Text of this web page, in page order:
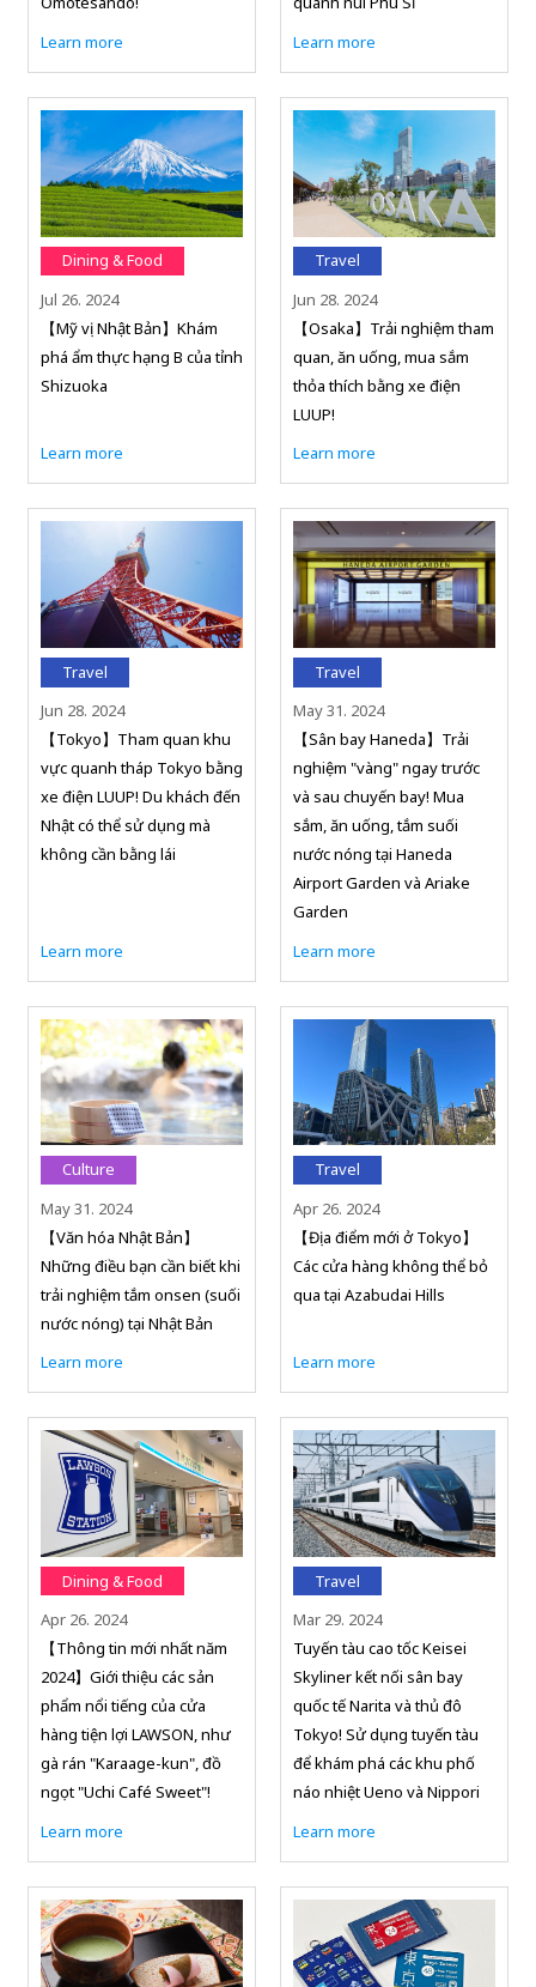
Learn more
Learn more
Dining & Food
Jul 26. 2024
【Mỹ vị Nhật Bản】Khám
phá ẩm thực hạng B của tỉnh
Shizuoka
Learn more
Travel
Jun 28. 2024
【Osaka】Trải nghiệm tham
quan, ăn uống, mua sắm
thỏa thích bằng xe điện
LUUP!
Learn more
Travel
Jun 28. 2024
【Tokyo】Tham quan khu
vực quanh tháp Tokyo bằng
xe điện LUUP! Du khách đến
Nhật có thể sử dụng mà
không cần bằng lái
Learn more
Travel
May 31. 2024
【Sân bay Haneda】Trải
nghiệm "vàng" ngay trước
và sau chuyến bay! Mua
sắm, ăn uống, tắm suối
nước nóng tại Haneda
Airport Garden và Ariake
Garden
Learn more
Culture
May 31. 2024
【Văn hóa Nhật Bản】
Những điều bạn cần biết khi
trải nghiệm tắm onsen (suối
nước nóng) tại Nhật Bản
Learn more
Travel
Apr 26. 2024
【Địa điểm mới ở Tokyo】
Các cửa hàng không thể bỏ
qua tại Azabudai Hills
Learn more
Dining & Food
Apr 26. 2024
【Thông tin mới nhất năm
2024】Giới thiệu các sản
phẩm nổi tiếng của cửa
hàng tiện lợi LAWSON, như
gà rán "Karaage-kun", đồ
ngọt "Uchi Café Sweet"!
Learn more
Travel
Mar 29. 2024
Tuyến tàu cao tốc Keisei
Skyliner kết nối sân bay
quốc tế Narita và thủ đô
Tokyo! Sử dụng tuyến tàu
để khám phá các khu phố
náo nhiệt Ueno và Nippori
Learn more